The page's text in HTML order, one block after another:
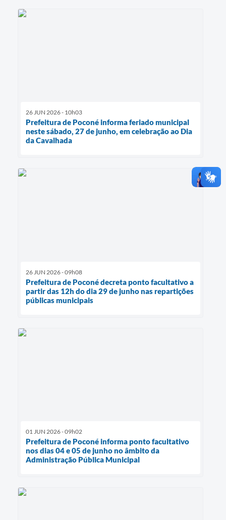
26 JUN 2026 - 10h03
Prefeitura de Poconé informa feriado municipal
neste sábado, 27 de junho, em celebração ao Dia
da Cavalhada
26 JUN 2026 - 09h08
Prefeitura de Poconé decreta ponto facultativo a
partir das 12h do dia 29 de junho nas repartições
públicas municipais
01 JUN 2026 - 09h02
Prefeitura de Poconé informa ponto facultativo
nos dias 04 e 05 de junho no âmbito da
Administração Pública Municipal